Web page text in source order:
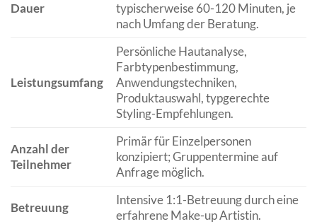
Dauer
typischerweise 60-120 Minuten, je
nach Umfang der Beratung.
Leistungsumfang
Persönliche Hautanalyse,
Farbtypenbestimmung,
Anwendungstechniken,
Produktauswahl, typgerechte
Styling-Empfehlungen.
Anzahl der
Teilnehmer
Primär für Einzelpersonen
konzipiert; Gruppentermine auf
Anfrage möglich.
Betreuung
Intensive 1:1-Betreuung durch eine
erfahrene Make-up Artistin.